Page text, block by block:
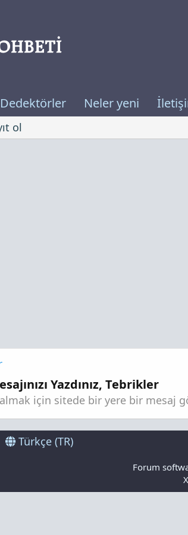
Dedektörler Neler yeni
ol
Yazdınız, Tebrikler
için sitede bir yere bir mesaj
Türkçe (TR)
Forum